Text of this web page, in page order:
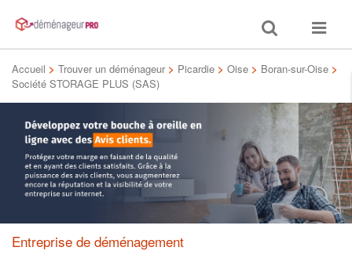
Toggle
search
Toggle
Accueil > Trouver un déménageur > Picardie > Oise > Boran-sur-Oise >
Société STORAGE PLUS (SAS)
Entreprise de déménagement